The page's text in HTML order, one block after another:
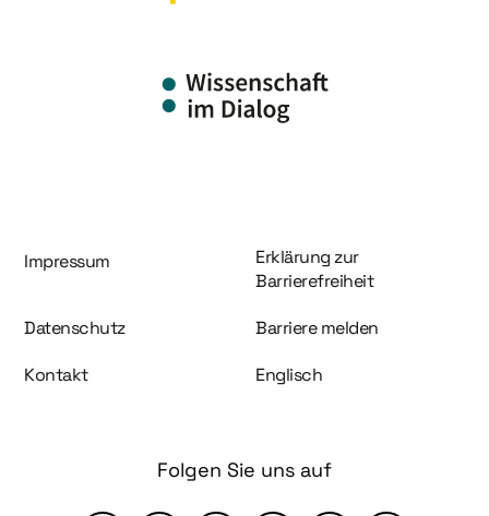
Information und Service
Impressum
Erklärung zur
Barrierefreiheit
Datenschutz Barriere melden
Kontakt Englisch
Folgen Sie uns auf